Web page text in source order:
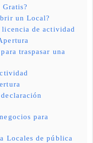
Gratis?
un Local?
de actividad
traspasar una
para
Locales de pública